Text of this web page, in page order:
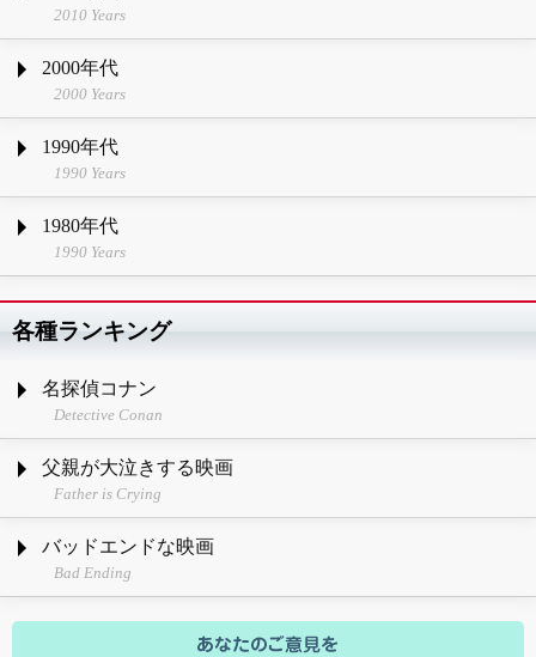
2010 Years
2000年代
2000 Years
1990年代
1990 Years
1980年代
1990 Years
各種ランキング
名探偵コナン
Detective Conan
父親が大泣きする映画
Father is Crying
バッドエンドな映画
Bad Ending